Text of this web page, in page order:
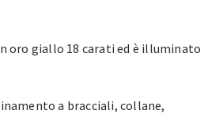
oro giallo 18 carati ed è illuminato
a bracciali, collane,